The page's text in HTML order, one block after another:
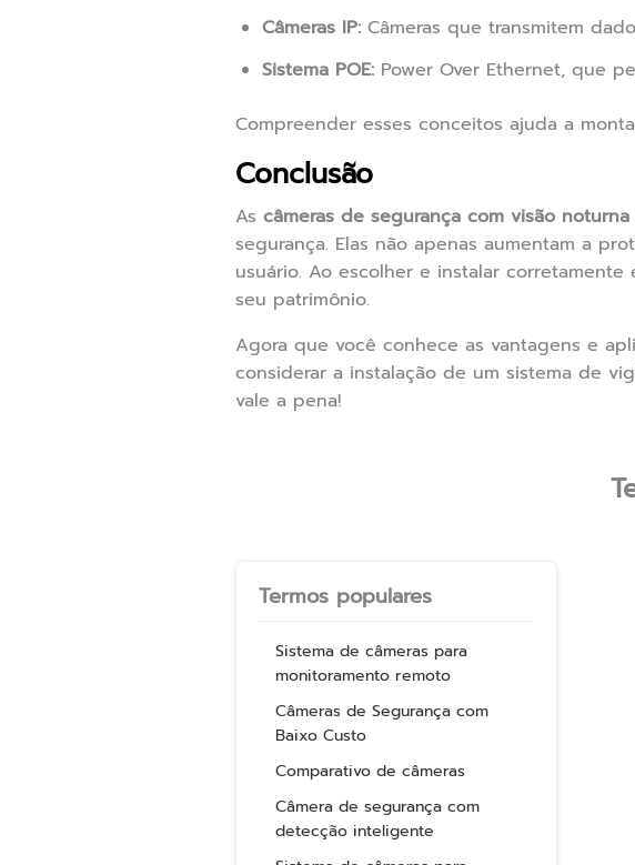
Câmeras IP: Câmeras que transmitem
Sistema POE: Power Over Ethernet, que
Compreender esses conceitos ajuda a
Conclusão
As câmeras de segurança com visão
segurança. Elas não apenas aumentam a
usuário. Ao escolher e instalar
seu patrimônio.
Agora que você conhece as vantagens e
considerar a instalação de um sistema de
vale a pena!
Termos populares
Sistema de câmeras para
monitoramento remoto
Câmeras de Segurança com
Baixo Custo
Comparativo de câmeras
Câmera de segurança com
detecção inteligente